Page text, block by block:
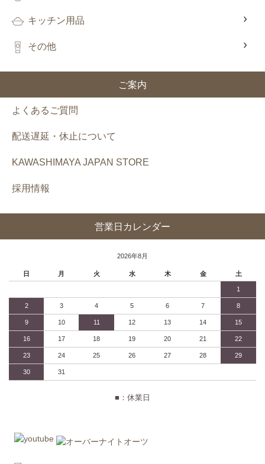
キッチン用品
その他
ご案内
よくあるご質問
配送遅延・休止について
KAWASHIMAYA JAPAN STORE
採用情報
営業日カレンダー
2026年8月
日 月 火 水 木 金 土
1
2 3 4 5 6 7 8
9 10 11 12 13 14 15
16 17 18 19 20 21 22
23 24 25 26 27 28 29
30 31
■：休業日